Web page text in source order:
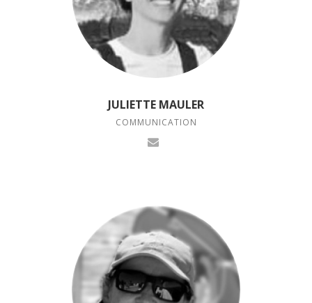
JULIETTE MAULER
COMMUNICATION